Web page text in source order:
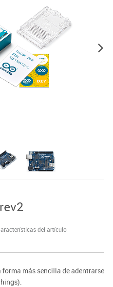
del artículo
forma más sencilla de adentrarse